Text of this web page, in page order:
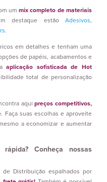
ummix completo de materiais
destaque estão Adesivos,
.
em detalhes e tenham uma
de papéis, acabamentos e
aaplicação sofisticada de Hot
total de personalização
aquipreços competitivos,
. Faça suas escolhas e aproveite
a economizar e aumentar
Conheça nossas
Distribuição espalhados por